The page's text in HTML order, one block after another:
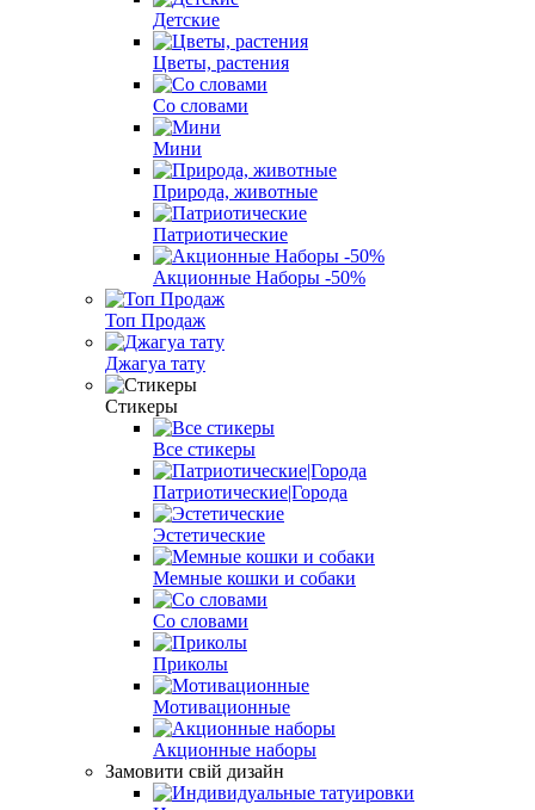
Детские
Цветы, растения
Со словами
Мини
Природа, животные
Патриотические
Акционные Наборы -50%
Топ Продаж
Джагуа тату
Стикеры
Все стикеры
Патриотические|Города
Эстетические
Мемные кошки и собаки
Со словами
Приколы
Мотивационные
Акционные наборы
Замовити свій дизайн